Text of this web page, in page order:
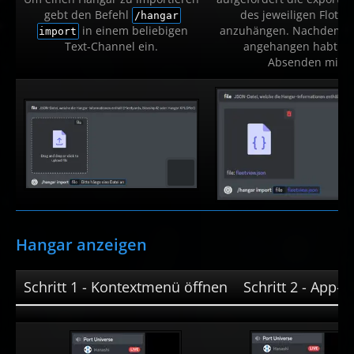
gebt den Befehl /hangar
import in einem beliebigen
Text-Channel ein.
des jeweiligen
anzuhängen. Nachdem
angehangen habt
Absenden mit
Hangar anzeigen
Schritt 1 - Kontextmenü öffnen Schritt 2 - App-